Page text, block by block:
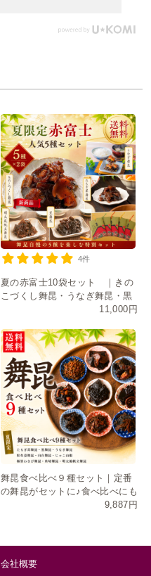
夏の赤富士10袋セット ｜きの
こづくし舞昆・うなぎ舞昆・黒
舞昆・たもぎ茸・明太風帆立舞
11,000円
4件
舞昆食べ比べ９種セット｜定番
の舞昆がセットに♪食べ比べにも
9,887円
会社概要